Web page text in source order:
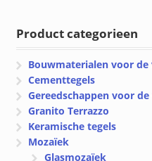
Product categorieen
Bouwmaterialen voor de
Cementtegels
Gereedschappen voor
Granito Terrazzo
Keramische tegels
Mozaïek
Glasmozaïek